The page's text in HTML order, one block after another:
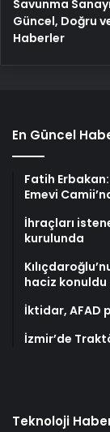
Savunma
Güncel, Doğru
Haberler
En Güncel
Fatih
Emevi
İhraçları
kurulunda
haciz konuldu
İktidar, AFAD
İzmir’de
Teknoloji